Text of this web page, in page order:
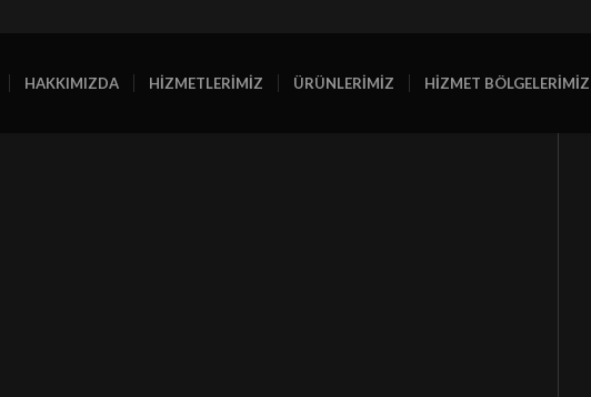
HAKKIMIZDA HİZMETLERİMİZ ÜRÜNLERİMİZ HİZMET BÖLGELERİMİZ